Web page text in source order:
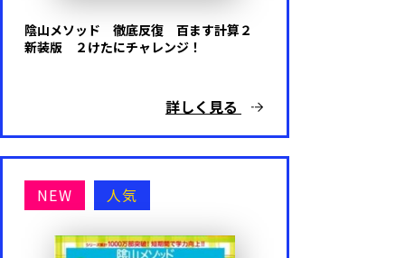
陰山メソッド 徹底反復 百ます計算２
新装版 ２けたにチャレンジ！
詳しく見る
NEW 人気